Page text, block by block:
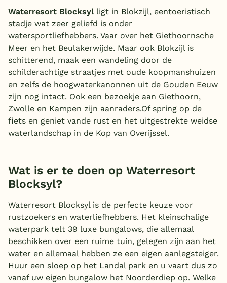
Waterresort Blocksyl ligt in Blokzijl, eentoeristisch
stadje wat zeer geliefd is onder
watersportliefhebbers. Vaar over het Giethoornsche
Meer en het Beulakerwijde. Maar ook Blokzijl is
schitterend, maak een wandeling door de
schilderachtige straatjes met oude koopmanshuizen
en zelfs de hoogwaterkanonnen uit de Gouden Eeuw
zijn nog intact. Ook een bezoekje aan Giethoorn,
Zwolle en Kampen zijn aanraders.Of spring op de
fiets en geniet vande rust en het uitgestrekte weidse
waterlandschap in de Kop van Overijssel.
Wat is er te doen op Waterresort
Blocksyl?
Waterresort Blocksyl is de perfecte keuze voor
rustzoekers en waterliefhebbers. Het kleinschalige
waterpark telt 39 luxe bungalows, die allemaal
beschikken over een ruime tuin, gelegen zijn aan het
water en allemaal hebben ze een eigen aanlegsteiger.
Huur een sloep op het Landal park en u vaart dus zo
vanaf uw eigen bungalow het Noorderdiep op. Welke